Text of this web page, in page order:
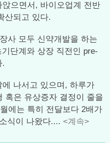
으면서, 바이오업계 전반
산되고 있다.
사 모두 신약개발을 하는
단계와 상장 직전인 pre-
.
나서고 있으며, 하루가
혹은 유상증자 결정이 줄을
에는 특히 전달보다 2배가
식이 나왔다.... <계속>